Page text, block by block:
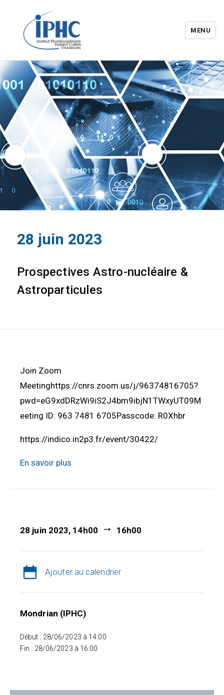
Institut pluridisciplinaire Hubert
Curien – IPHC
MENU
28 juin 2023
Prospectives Astro-nucléaire &
Astroparticules
Join Zoom
Meetinghttps://cnrs.zoom.us/j/96374816705?
pwd=eG9xdDRzWi9iS2J4bm9ibjN1TWxyUT09M
eeting ID: 963 7481 6705Passcode: R0Xhbr
https://indico.in2p3.fr/event/30422/
En savoir plus
28 juin 2023, 14h00 16h00
Ajouter au calendrier
Mondrian (IPHC)
Début : 28/06/2023 à 14:00
Fin : 28/06/2023 à 16:00